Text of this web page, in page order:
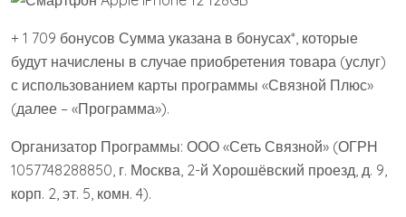
+ 1 709 бонусов Сумма указана в бонусах*, которые
будут начислены в случае приобретения товара (услуг)
с использованием карты программы «Связной Плюс»
(далее – «Программа»).
Организатор Программы: ООО «Сеть Связной» (ОГРН
1057748288850, г. Москва, 2-й Хорошёвский проезд, д. 9,
корп. 2, эт. 5, комн. 4).